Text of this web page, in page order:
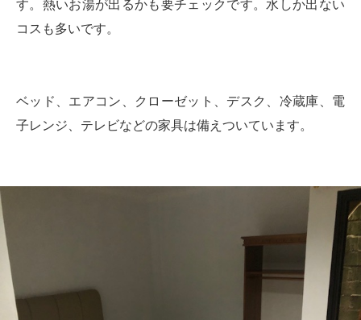
す。熱いお湯が出るかも要チェックです。水しか出ない
コスも多いです。
ベッド、エアコン、クローゼット、デスク、冷蔵庫、電
子レンジ、テレビなどの家具は備えついています。